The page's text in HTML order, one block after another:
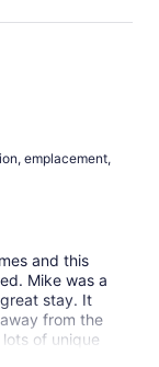
emplacement,
and this
Mike was a
stay. It
from the
of unique
Mike we will